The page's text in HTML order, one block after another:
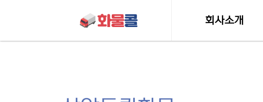
회사소개